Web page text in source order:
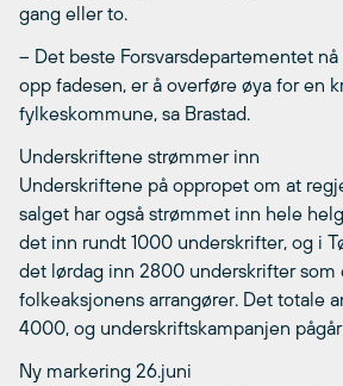
gang eller to.
– Det beste Forsvarsdepartementet
opp fadesen, er å overføre øya for en
fylkeskommune, sa Brastad.
Underskriftene strømmer inn
Underskriftene på oppropet om at
salget har også strømmet inn hele
det inn rundt 1000 underskrifter, og i
det lørdag inn 2800 underskrifter som
folkeaksjonens arrangører. Det totale
4000, og underskriftskampanjen pågår
Ny markering 26.juni